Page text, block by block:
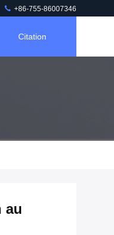
+86-755-86007346
Citation
au